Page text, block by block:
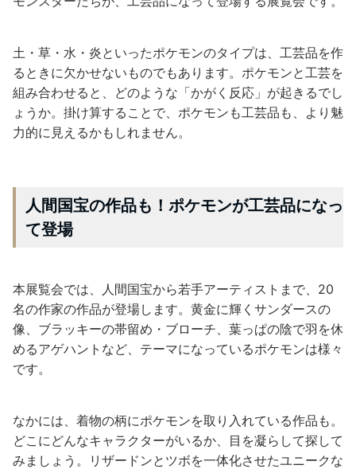
土・草・水・炎といったポケモンのタイプは、工芸品を作
るときに欠かせないものでもあります。ポケモンと工芸を
組み合わせると、どのような「かがく反応」が起きるでし
ょうか。掛け算することで、ポケモンも工芸品も、より魅
力的に見えるかもしれません。
人間国宝の作品も！ポケモンが工芸品になっ
て登場
本展覧会では、人間国宝から若手アーティストまで、20
名の作家の作品が登場します。黄金に輝くサンダースの
像、ブラッキーの帯留め・ブローチ、葉っぱの陰で羽を休
めるアゲハントなど、テーマになっているポケモンは様々
です。
なかには、着物の柄にポケモンを取り入れている作品も。
どこにどんなキャラクターがいるか、目を凝らして探して
みましょう。リザードンとツボを一体化させたユニークな